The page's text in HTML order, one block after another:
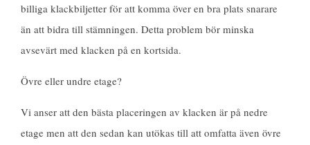
billiga klackbiljetter för att komma över en bra plats snarare
än att bidra till stämningen. Detta problem bör minska
avsevärt med klacken på en kortsida.
Övre eller undre etage?
Vi anser att den bästa placeringen av klacken är på nedre
etage men att den sedan kan utökas till att omfatta även övre